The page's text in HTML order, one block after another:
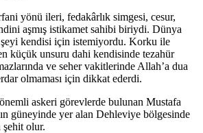
yönü ileri, fedakârlık simgesi, cesur,
aşmış istikamet sahibi biriydi. Dünya
kendisi için istemiyordu. Korku ile
en küçük unsuru dahi kendisinde tezahür
ve seher vakitlerinde Allah’a dua
olmaması için dikkat ederdi.
askeri görevlerde bulunan Mustafa
güneyinde yer alan Dehleviye bölgesinde
şehit olur.